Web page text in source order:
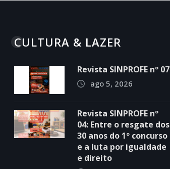
CULTURA & LAZER
Revista SINPROFE nº 07
ago 5, 2026
Revista SINPROFE nº
04: Entre o resgate dos
30 anos do 1º concurso
e a luta por igualdade
e direito